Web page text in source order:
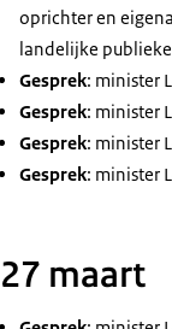
oprichter en
landelijke
Gesprek: minister
Gesprek: minister
Gesprek: minister
Gesprek: minister
27 maart